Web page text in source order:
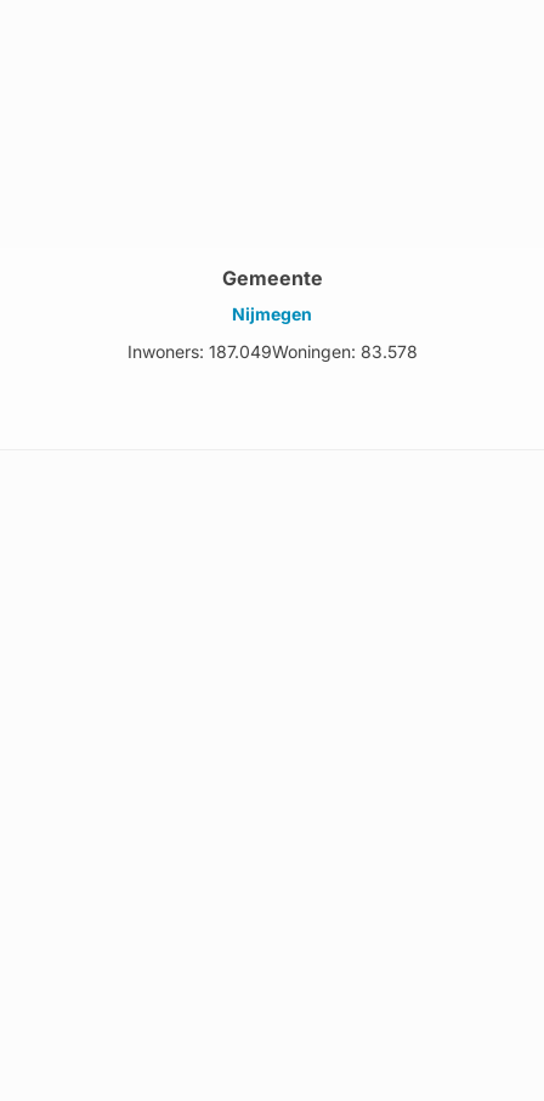
Gemeente
Nijmegen
Inwoners: 187.049Woningen: 83.578